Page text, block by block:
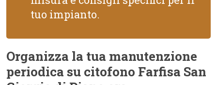
tuo impianto.
Organizza la tua manutenzione
periodica su citofono Farfisa San